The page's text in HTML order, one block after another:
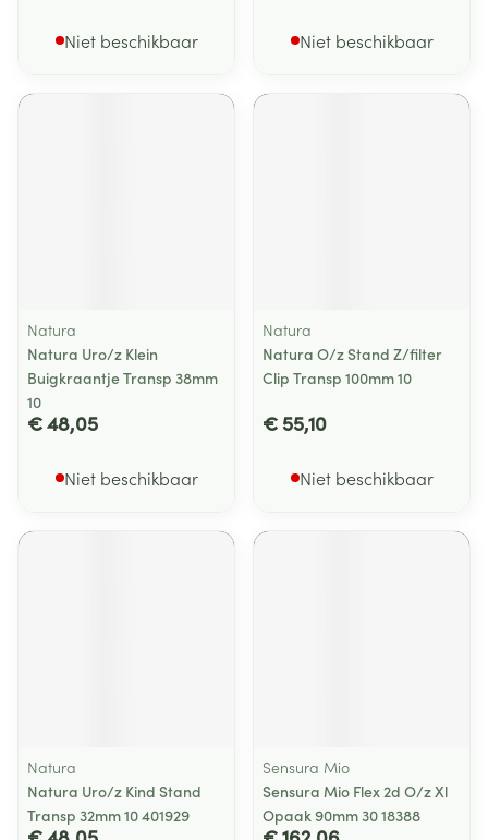
Niet beschikbaar Niet beschikbaar
Natura
Natura Uro/z Klein
Buigkraantje Transp 38mm
10
€ 48,05
Niet beschikbaar
Natura
Natura O/z Stand Z/filter
Clip Transp 100mm 10
€ 55,10
Niet beschikbaar
Natura
Natura Uro/z Kind Stand
Transp 32mm 10 401929
Sensura Mio
Sensura Mio Flex 2d O/z Xl
Opaak 90mm 30 18388